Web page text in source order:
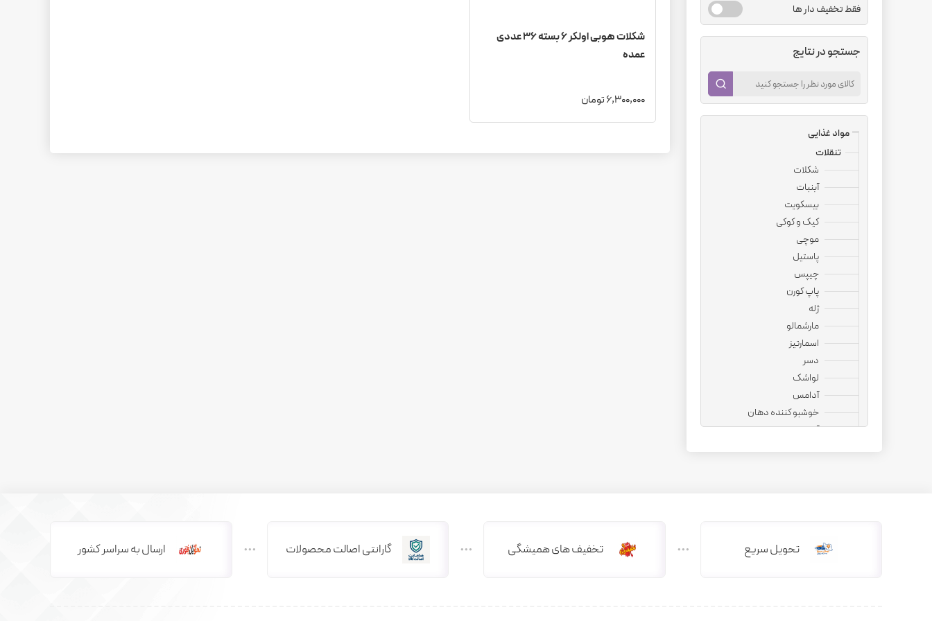
فقط تخفیف دار ها
جستجو در نتایج
مواد غذایی
تنقلات
شکلات
آبنبات
بیسکویت
کیک و کوکی
موچی
پاستیل
چیپس
پاپ کورن
ژله
مارشمالو
اسمارتیز
دسر
لواشک
آدامس
خوشبو کننده دهان
آجیل
دانه قهوه
شکلات هوبی اولکر 6 بسته 36 عددی
عمده
6,300,000 تومان
تحویل سریع تخفیف های همیشگی گارانتی اصالت محصولات ارسال به سراسر کشور